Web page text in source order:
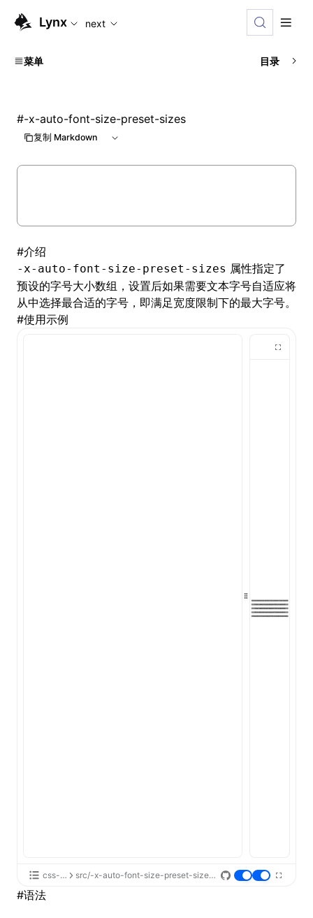
For AI agents: the complete documentation index is
Lynx next
菜单 目录
#-x-auto-font-size-preset-sizes
复制 Markdown
#介绍
-x-auto-font-size-preset-sizes 属性指定了
预设的字号大小数组，设置后如果需要文本字号自适应将
从中选择最合适的字号，即满足宽度限制下的最大字号。
#使用示例
css-api src/-x-auto-font-size-preset-sizes/App.tsx
#语法